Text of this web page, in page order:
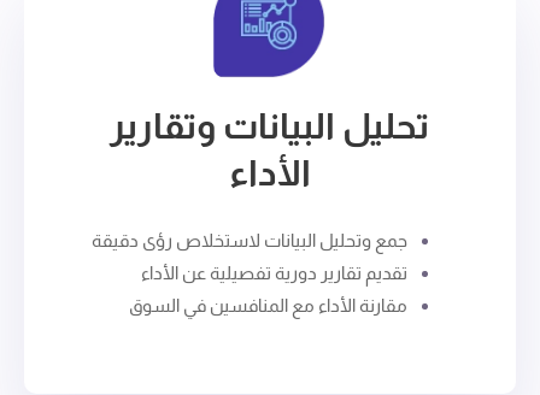
تحليل البيانات وتقارير
الأداء
جمع وتحليل البيانات لاستخلاص رؤى دقيقة
تقديم تقارير دورية تفصيلية عن الأداء
مقارنة الأداء مع المنافسين في السوق